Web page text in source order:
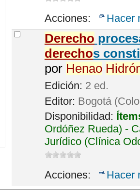
Acciones: Hacer
Derecho
derechos
por Henao
Edición: 2 ed.
Editor: Bogotá
Disponibilidad:
Ordóñez Rueda) -
Jurídico (Clínica
Acciones: Hacer